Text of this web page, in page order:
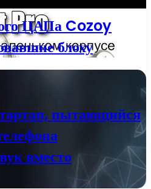
ЦАПа Cozoy
блоху
пытающийся
вместо